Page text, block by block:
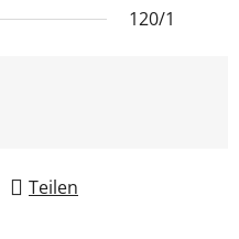
120/1
Teilen